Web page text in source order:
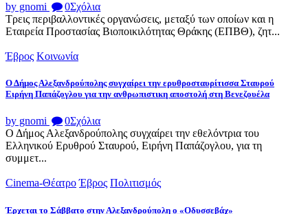
by gnomi 0Σχόλια
Τρεις περιβαλλοντικές οργανώσεις, μεταξύ των οποίων και η
Εταιρεία Προστασίας Βιοποικιλότητας Θράκης (ΕΠΒΘ), ζητ...
Έβρος Κοινωνία
Ο Δήμος Αλεξανδρούπολης συγχαίρει την ερυθροσταυρίτισσα Σταυρού
Ειρήνη Παπάζογλου για την ανθρωπιστικη αποστολή στη Βενεζουέλα
by gnomi 0Σχόλια
Ο Δήμος Αλεξανδρούπολης συγχαίρει την εθελόντρια του
Ελληνικού Ερυθρού Σταυρού, Ειρήνη Παπάζογλου, για τη
συμμετ...
Cinema-Θέατρο Έβρος Πολιτισμός
Έρχεται το Σάββατο στην Αλεξανδρούπολη ο «Οδυσσεβάχ»